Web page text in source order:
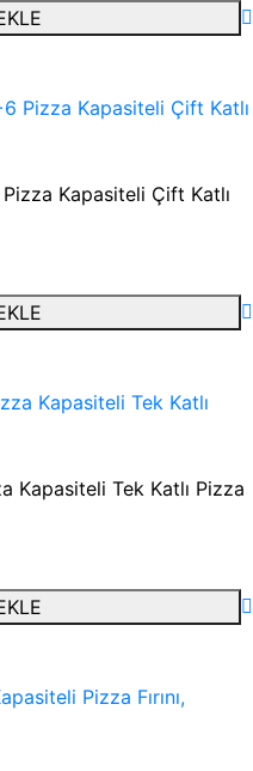
Kapasiteli Çift Katlı
Kapasiteli Tek Katlı Pizza